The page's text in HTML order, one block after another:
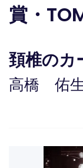
賞・
頚椎のカ
高橋 佑